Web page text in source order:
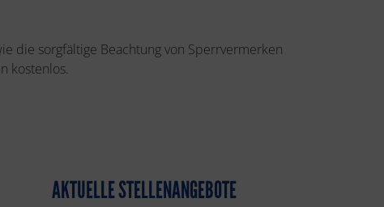
die sorgfältige Beachtung von Sperrvermerken
kostenlos.
AKTUELLE STELLENANGEBOTE